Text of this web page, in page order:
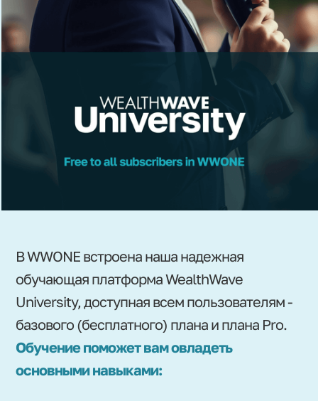
В WWONE встроена наша надежная
обучающая платформа WealthWave
University, доступная всем пользователям -
базового (бесплатного) плана и плана Pro.
Обучение поможет вам овладеть
основными навыками: